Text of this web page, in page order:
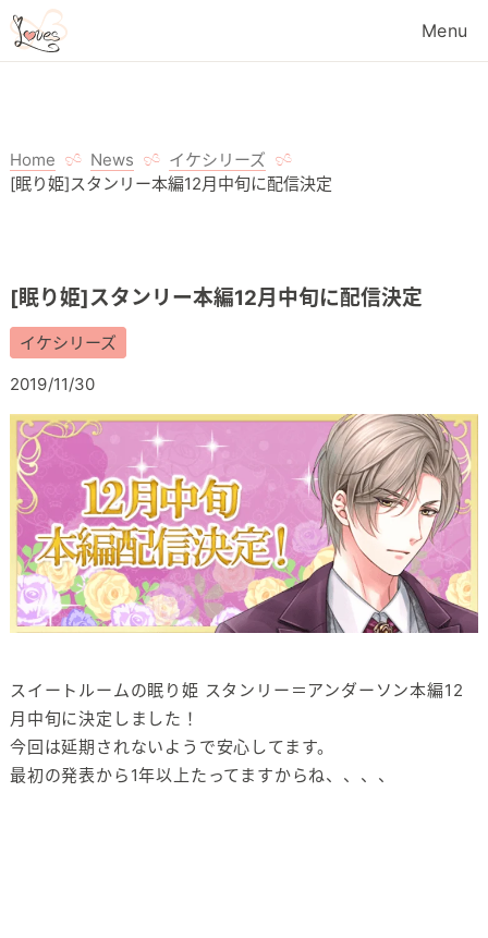
Home News
イケシリーズ
[眠り姫]スタンリー本編12月中旬に配信決定
[眠り姫]スタンリー本編12月中旬に配信決定
イケシリーズ
2019/11/30
スイートルームの眠り姫 スタンリー＝アンダーソン本編12
月中旬に決定しました！
今回は延期されないようで安心してます。
最初の発表から1年以上たってますからね、、、、